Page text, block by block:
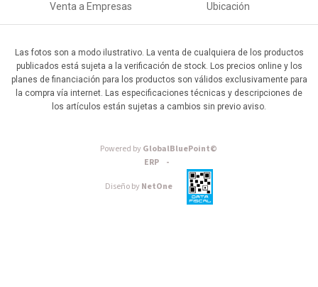
Venta a Empresas
Ubicación
Las fotos son a modo ilustrativo. La venta de cualquiera de los productos
publicados está sujeta a la verificación de stock. Los precios online y los
planes de financiación para los productos son válidos exclusivamente para
la compra vía internet. Las especificaciones técnicas y descripciones de
los artículos están sujetas a cambios sin previo aviso.
Powered byGlobalBluePoint©
ERP -
Diseño byNetOne